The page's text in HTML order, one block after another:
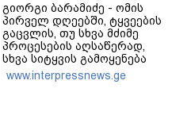
გიორგი ბარამიძე - ომის
პირველ დღეებში, ტყვეების
გაცვლის, თუ სხვა მძიმე
პროცესების აღსაწერად,
სხვა სიტყვის გამოყენება
აჯობებდა - არასდროს
მითქვამს, რომ ჩვენები
www.interpressnews.ge